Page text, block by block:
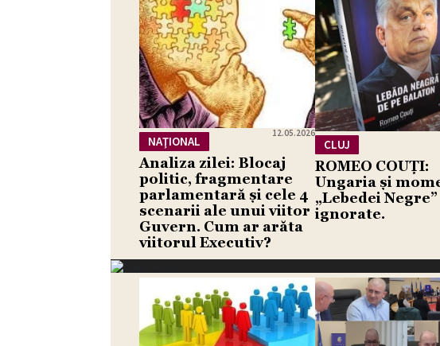
NAŢIONAL
12.05.2026
Analiza zilei: Blocaj
politic, fragmentare
parlamentară și cele 4
scenarii ale unui viitor
Guvern. Cum ar arăta
viitorul Executiv?
CLUJ
ROMEO COUȚI:
Ungaria și
„Lebedei Negre”
ignorate.